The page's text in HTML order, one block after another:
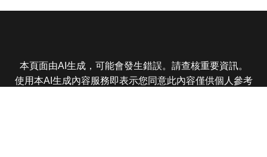
本頁面由AI生成，可能會發生錯誤。請查核重要資訊。
使用本AI生成內容服務即表示您同意此內容僅供個人參考